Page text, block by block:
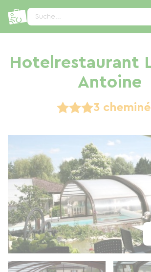
Suche...
Hotelrestaurant
Antoine
3
Cookie-Einstellungen